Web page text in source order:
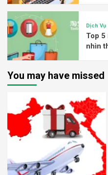
Dịch Vụ
Top 5
nhìn
You may have missed